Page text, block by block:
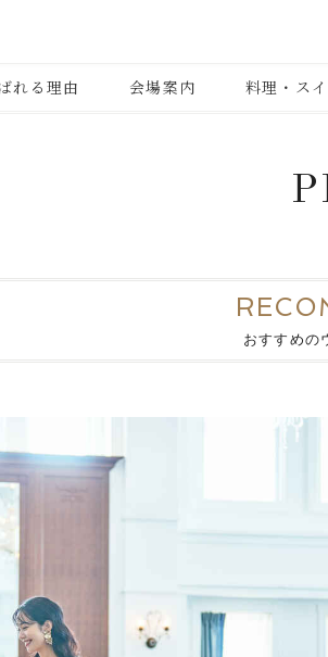
れる理由 会場案内 料理・ス
おすすめの